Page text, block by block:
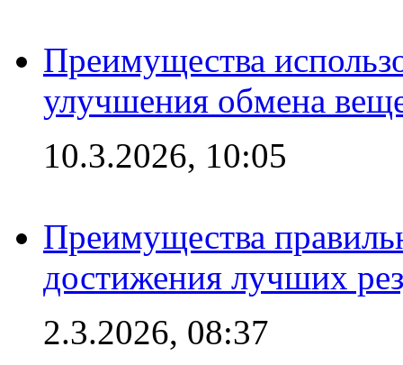
Преимущества
улучшения обмена
10.3.2026, 10:05
Преимущества
достижения лучших
2.3.2026, 08:37